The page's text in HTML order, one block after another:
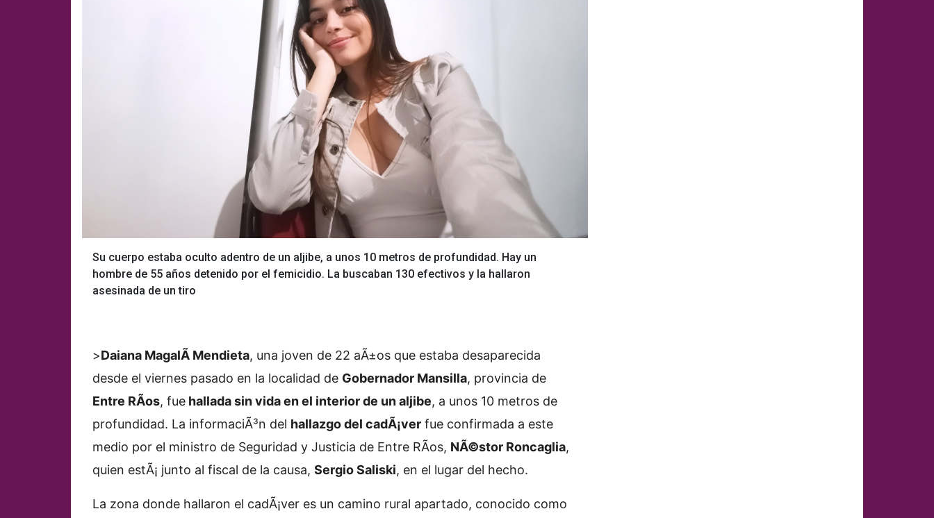
Su cuerpo estaba oculto adentro de un aljibe, a unos 10 metros de profundidad. Hay un
hombre de 55 años detenido por el femicidio. La buscaban 130 efectivos y la hallaron
asesinada de un tiro
>Daiana MagalÃ­ Mendieta, una joven de 22 aÃ±os que estaba desaparecida
desde el viernes pasado en la localidad de Gobernador Mansilla, provincia de
Entre RÃ­os, fue hallada sin vida en el interior de un aljibe, a unos 10 metros de
profundidad. La informaciÃ³n del hallazgo del cadÃ¡ver fue confirmada a este
medio por el ministro de Seguridad y Justicia de Entre RÃ­os, NÃ©stor Roncaglia,
quien estÃ¡ junto al fiscal de la causa, Sergio Saliski, en el lugar del hecho.
La zona donde hallaron el cadÃ¡ver es un camino rural apartado, conocido como